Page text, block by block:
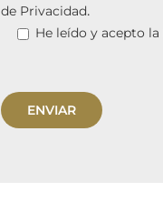
de Privacidad.
He leído y acepto la